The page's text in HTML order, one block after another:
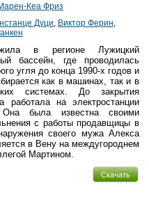
Кеа Фриз
Дуци Виктор Ферин
в регионе Лужицкий
бассейн, где проводилась
угля до конца 1990-х годов и
как в машинах, так и в
системах. До закрытия
работала на электростанции
была известна своими
с работы продавщицы в
своего мужа Алекса
в Вену на междугороднем
Мартином.
Скачать